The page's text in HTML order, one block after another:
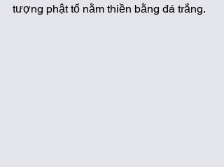
tượng phật tổ nằm thiền bằng đá trắng.